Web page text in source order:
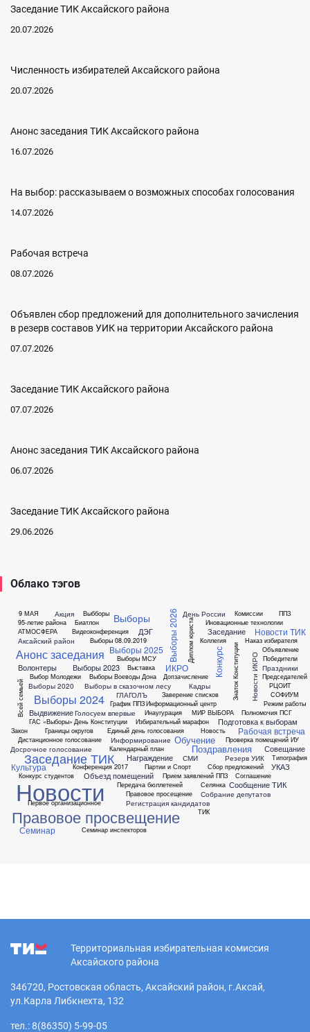
Заседание ТИК Аксайского района
20.07.2026
Численность избирателей Аксайского района
20.07.2026
Анонс заседания ТИК Аксайского района
16.07.2026
На выбор: рассказываем о возможных способах голосования
14.07.2026
Рабочая встреча
08.07.2026
Объявлен сбор предложений для дополнительного зачисления
в резерв составов УИК на территории Аксайского района
07.07.2026
Заседание ТИК Аксайского района
07.07.2026
Анонс заседания ТИК Аксайского района
06.07.2026
Заседание ТИК Аксайского района
29.06.2026
Облако тэгов
9 МАЯ
95-летие района
АТМОСФЕРА
Аксайский район
Акция
Анонс заседания
Биатлон
Видеоконференция
Волонтеры
Всей семьей
Выбборы
Выбор Молодежи
Выборы
Выборы 08.09.2019
Выборы 2020
Выборы 2023
Выборы 2024
Выборы 2025 Выборы 2026
Выборы Воеводы Дона
Выборы МСУ
Выборы в сказочном лесу
Выдвижение
Выставка
ГАС «Выборы»
ГЛАГОЛЪ
Голосуем впервые
Границы округов
График ППЗ
ДЭГ
День Конституции
День России
Диплом юриста
Дистанционное голосование
Допзачисление
Досрочное голосование
Единый день голосования
Заверение списков
Закон
Заседание
Заседание ТИК
Знаток Конституции
ИКРО
Избирательный марафон
Инаугурация
Иновационные технологии
Информационный центр
Информирование
Кадры
Календарный план
Коллегия
Комиссии
Конкурс
Конкурс студентов
Конференция 2017
Культура
МИР ВЫБОРА
Награждение
Наказ избирателя
Новости
Новости ИКРО
Новости ТИК
Новость
Обучение
Объезд помещений
Объявление
ППЗ
Партии и Спорт
Первое организационное
Передача бюллетеней
Победители
Подготовка к выборам
Поздравления
Полномочия ПСГ
Правовое просвещение
Правовое просещение
Праздники
Председателей
Прием заявлений ППЗ
Проверка помещений ИУ
РЦОИТ
Рабочая встреча
Регистрация кандидатов
Режим работы
Резерв УИК
СМИ
СОФИУМ
Сбор предложений
Селянка
Семинар Семинар инспекторов
Собрание депутатов
Совещание
Соглашение
Сообщение ТИК
ТИК
Типография
УКАЗ
Территориальная избирательная комиссия
Аксайского района
346720, Ростовская область, Аксайский район, г.Аксай,
ул.Карла Либкнехта, 132
тел.: 8(86350) 5-99-05